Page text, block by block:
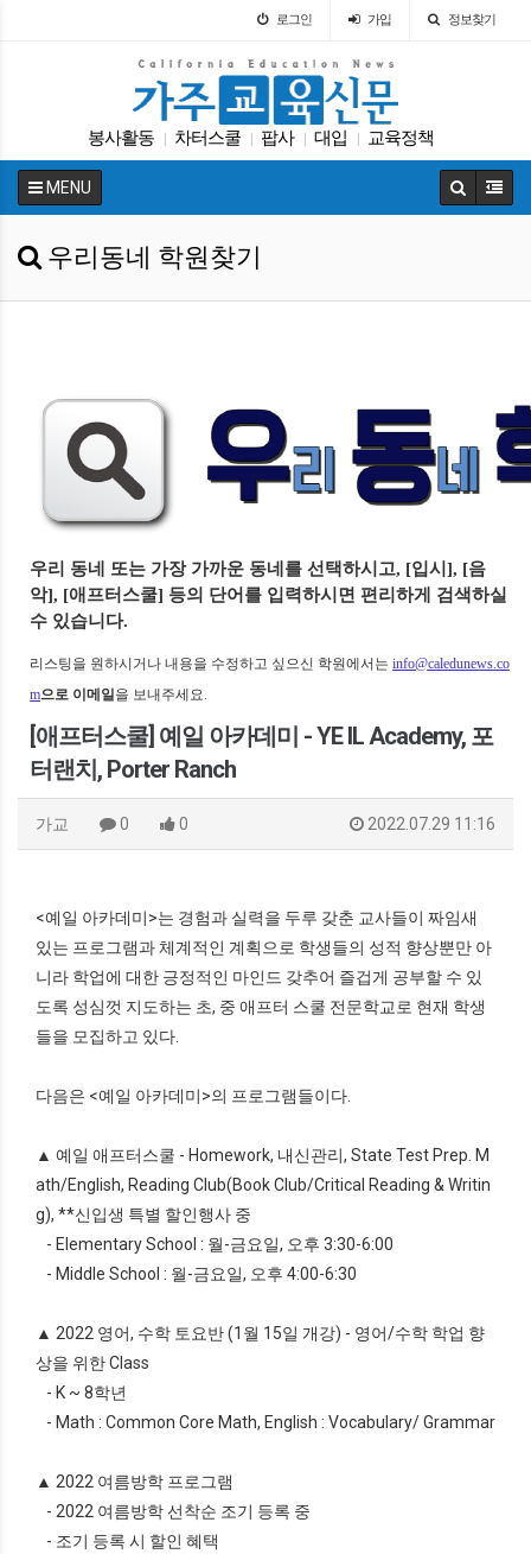
로그인 가입 정보찾기
봉사활동 차터스쿨 팝사 대입 교육정책
| 매그닛 스쿨 교육뉴스 Fafsa 휴교 트럼프
MENU
우리동네 학원찾기
우리 동네 또는 가장 가까운 동네를 선택하시고, [입시], [음
악], [애프터스쿨] 등의 단어를 입력하시면 편리하게 검색하실
수 있습니다.
리스팅을 원하시거나 내용을 수정하고 싶으신 학원에서는 info@caledunews.co
m으로 이메일을 보내주세요.
[애프터스쿨] 예일 아카데미 - YE IL Academy, 포
터랜치, Porter Ranch
가교 0 0 2022.07.29 11:16
<예일 아카데미>는 경험과 실력을 두루 갖춘 교사들이 짜임새
있는 프로그램과 체계적인 계획으로 학생들의 성적 향상뿐만 아
니라 학업에 대한 긍정적인 마인드 갖추어 즐겁게 공부할 수 있
도록 성심껏 지도하는 초, 중 애프터 스쿨 전문학교로 현재 학생
들을 모집하고 있다.
다음은 <예일 아카데미>의 프로그램들이다.
▲ 예일 애프터스쿨 - Homework, 내신관리, State Test Prep. M
ath/English, Reading Club(Book Club/Critical Reading & Writin
g), **신입생 특별 할인행사 중
- Elementary School : 월-금요일, 오후 3:30-6:00
- Middle School : 월-금요일, 오후 4:00-6:30
▲ 2022 영어, 수학 토요반 (1월 15일 개강) - 영어/수학 학업 향
상을 위한 Class
- K ~ 8학년
- Math : Common Core Math, English : Vocabulary/ Grammar
▲ 2022 여름방학 프로그램
- 2022 여름방학 선착순 조기 등록 중
- 조기 등록 시 할인 혜택